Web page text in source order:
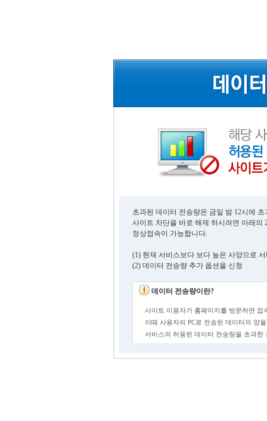
초과된 데이터 전송량은 금일 밤 12시에
사이트 차단을 바로 해제 하시려면 아래의
정상접속이 가능합니다.
(1) 현재 서비스보다 보다 높은 사양으로
(2) 데이터 전송량 추가 옵션을 신청
데이터 전송량이란?
사이트 이용자가 홈페이지를 방문하면 접
이때 사용자의 PC로 전송된 데이터의 양
서비스의 허용된 데이터 전송량을 초과